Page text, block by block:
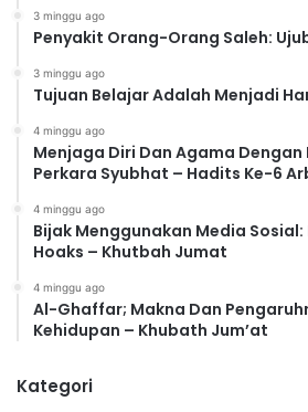
3 minggu ago
Penyakit Orang-Orang Saleh:
3 minggu ago
Tujuan Belajar Adalah Menjadi
4 minggu ago
Menjaga Diri Dan Agama
Perkara Syubhat – Hadits Ke-6
4 minggu ago
Bijak Menggunakan Media
Hoaks – Khutbah Jumat
4 minggu ago
Al-Ghaffar; Makna Dan
Kehidupan – Khubath Jum’at
Kategori